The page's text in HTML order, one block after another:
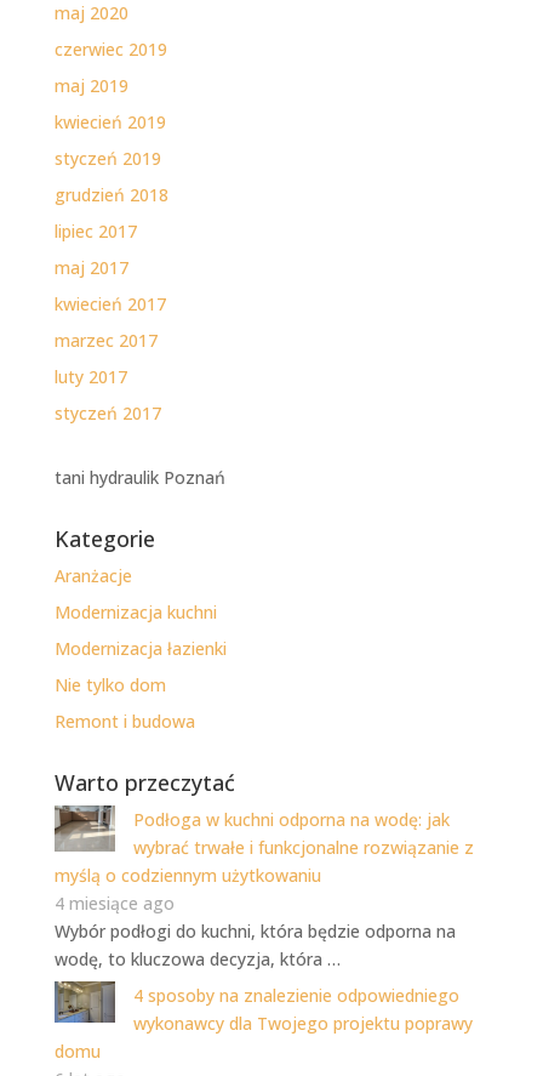
maj 2020
czerwiec 2019
maj 2019
kwiecień 2019
styczeń 2019
grudzień 2018
lipiec 2017
maj 2017
kwiecień 2017
marzec 2017
luty 2017
styczeń 2017
tani hydraulik Poznań
Kategorie
Aranżacje
Modernizacja kuchni
Modernizacja łazienki
Nie tylko dom
Remont i budowa
Warto przeczytać
Podłoga w kuchni odporna na wodę: jak
wybrać trwałe i funkcjonalne rozwiązanie z
myślą o codziennym użytkowaniu
4 miesiące ago
Wybór podłogi do kuchni, która będzie odporna na
wodę, to kluczowa decyzja, która …
4 sposoby na znalezienie odpowiedniego
wykonawcy dla Twojego projektu poprawy
domu